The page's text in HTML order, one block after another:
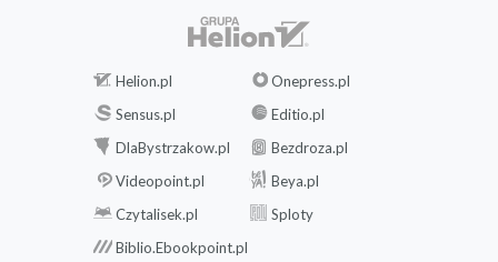
Helion.pl
Onepress.pl
Sensus.pl
Editio.pl
DlaBystrzakow.pl
Bezdroza.pl
Videopoint.pl
Beya.pl
Czytalisek.pl
Sploty
Biblio.Ebookpoint.pl